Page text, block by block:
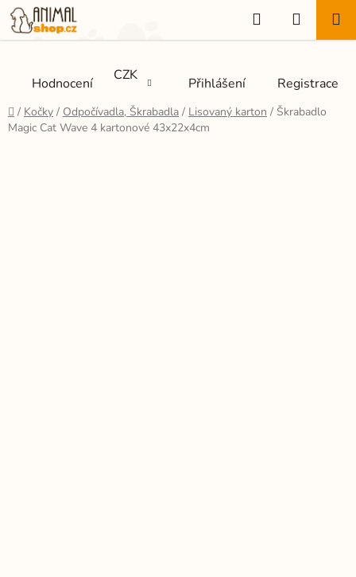
Přejít
na
obsah
Hodnocení CZK Přihlášení Registrace
Hledat
KOŠÍK
Domů
/ Kočky / Odpočívadla, Škrabadla / Lisovaný karton / Škrabadlo
Magic Cat Wave 4 kartonové 43x22x4cm